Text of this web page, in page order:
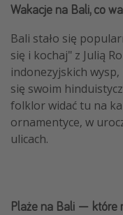
Wakacje na Bali, co
Bali stało się
się i kochaj" z Julią
indonezyjskich
się swoim
folklor widać tu na
ornamentyce, w
ulicach.
Plaże na Bali — które